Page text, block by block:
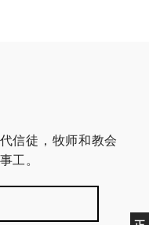
信徒，牧师和教会
工。